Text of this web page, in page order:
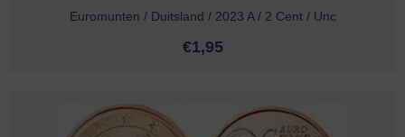
Euromunten / Duitsland / 2023 A / 2 Cent / Unc
€1,95